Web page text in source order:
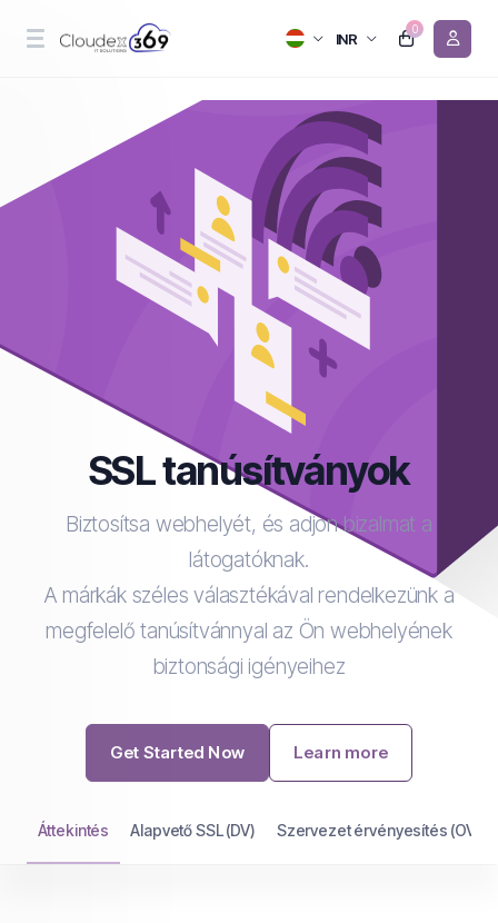
INR
0
SSL tanúsítványok
Biztosítsa webhelyét, és adjon bizalmat a
látogatóknak.
A márkák széles választékával rendelkezünk a
megfelelő tanúsítvánnyal az Ön webhelyének
biztonsági igényeihez
Get Started Now Learn more
Áttekintés Alapvető SSL (DV) Szervezet érvényesítés (OV)